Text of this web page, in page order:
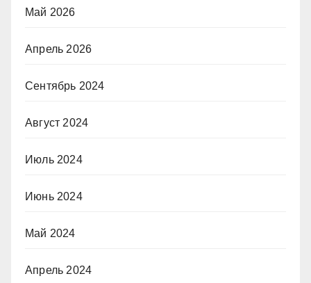
Май 2026
Апрель 2026
Сентябрь 2024
Август 2024
Июль 2024
Июнь 2024
Май 2024
Апрель 2024